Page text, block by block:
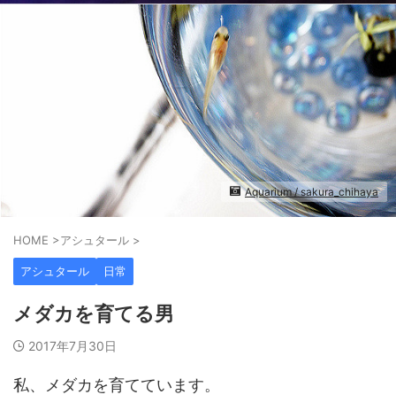
Aquarium / sakura_chihaya
HOME >アシュタール >
アシュタール 日常
メダカを育てる男
2017年7月30日
私、メダカを育てています。